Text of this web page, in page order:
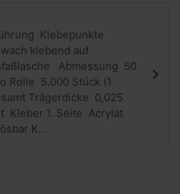
Klebepunkte
klebend auf
Abmessung 50
Rolle 5.000 Stück (1
Trägerdicke 0,025
Kleber 1. Seite Acrylat
K...